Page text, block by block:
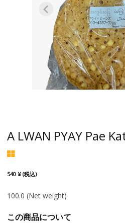
A LWAN PYAY Pae
540 ¥ (税込)
100.0 (Net weight)
この商品について